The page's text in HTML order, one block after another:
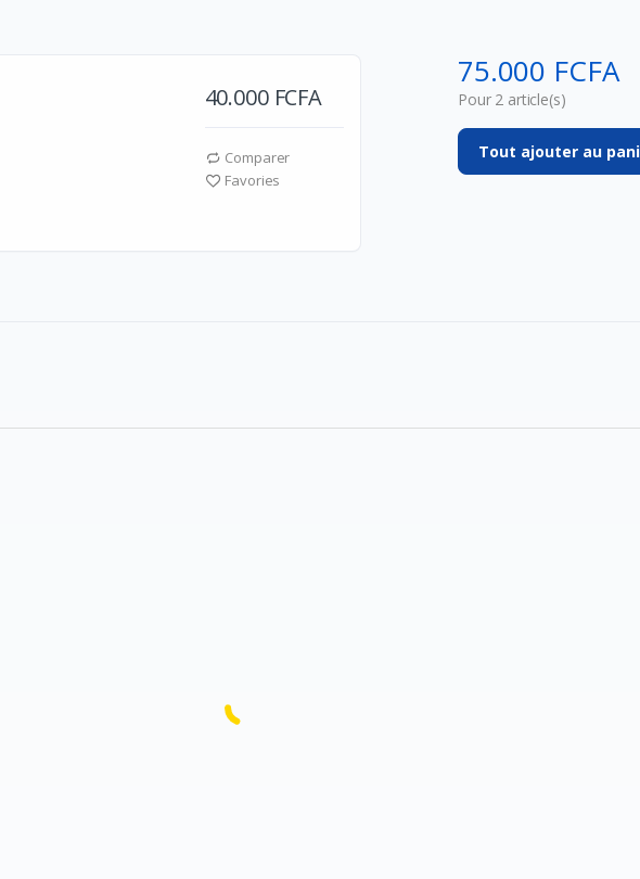
40.000 FCFA
Comparer
Favories
75.000 FCFA
Pour 2 article(s)
Tout ajouter au